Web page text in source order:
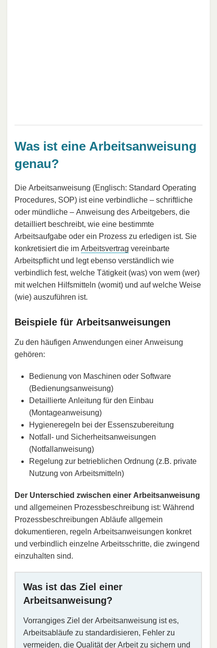
Was ist eine Arbeitsanweisung
genau?
Die Arbeitsanweisung (Englisch: Standard Operating
Procedures, SOP) ist eine verbindliche – schriftliche
oder mündliche – Anweisung des Arbeitgebers, die
detailliert beschreibt, wie eine bestimmte
Arbeitsaufgabe oder ein Prozess zu erledigen ist. Sie
konkretisiert die im Arbeitsvertrag vereinbarte
Arbeitspflicht und legt ebenso verständlich wie
verbindlich fest, welche Tätigkeit (was) von wem (wer)
mit welchen Hilfsmitteln (womit) und auf welche Weise
(wie) auszuführen ist.
Beispiele für Arbeitsanweisungen
Zu den häufigen Anwendungen einer Anweisung
gehören:
Bedienung von Maschinen oder Software
(Bedienungsanweisung)
Detaillierte Anleitung für den Einbau
(Montageanweisung)
Hygieneregeln bei der Essenszubereitung
Notfall- und Sicherheitsanweisungen
(Notfallanweisung)
Regelung zur betrieblichen Ordnung (z.B. private
Nutzung von Arbeitsmitteln)
Der Unterschied zwischen einer Arbeitsanweisung
und allgemeinen Prozessbeschreibung ist: Während
Prozessbeschreibungen Abläufe allgemein
dokumentieren, regeln Arbeitsanweisungen konkret
und verbindlich einzelne Arbeitsschritte, die zwingend
einzuhalten sind.
Was ist das Ziel einer
Arbeitsanweisung?
Vorrangiges Ziel der Arbeitsanweisung ist es,
Arbeitsabläufe zu standardisieren, Fehler zu
vermeiden, die Qualität der Arbeitzu sichern und